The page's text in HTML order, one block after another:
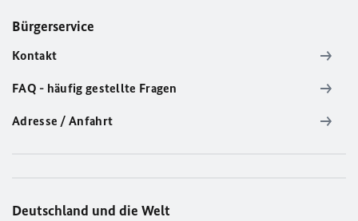
Bürgerservice
Kontakt
FAQ - häufig gestellte Fragen
Adresse / Anfahrt
Deutschland und die Welt